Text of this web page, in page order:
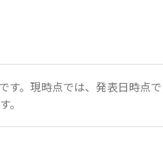
。現時点では、発表日時点で
。